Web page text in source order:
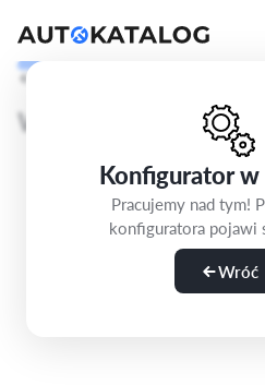
Konfigurator
Pracujemy nad tym!
konfiguratora pojawi
Wróć
Wybierz wersję